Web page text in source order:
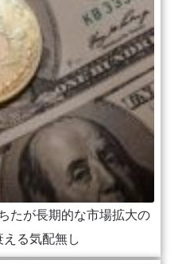
たが長期的な市場拡大の
る気配無し